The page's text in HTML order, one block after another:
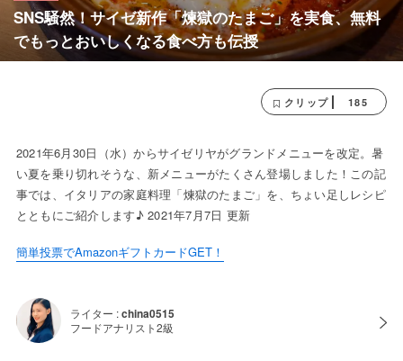
SNS騒然！サイゼ新作「煉獄のたまご」を実食、無料
でもっとおいしくなる食べ方も伝授
クリップ 185
2021年6月30日（水）からサイゼリヤがグランドメニューを改定。暑
い夏を乗り切れそうな、新メニューがたくさん登場しました！この記
事では、イタリアの家庭料理「煉獄のたまご」を、ちょい足しレシピ
とともにご紹介します♪ 2021年7月7日 更新
簡単投票でAmazonギフトカードGET！
ライター :china0515
フードアナリスト2級